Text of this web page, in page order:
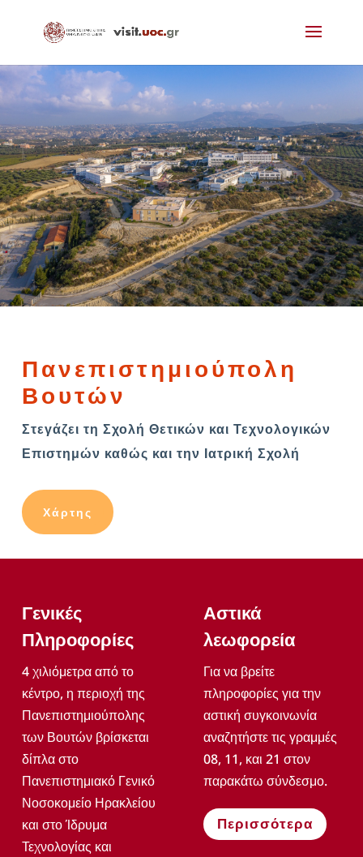
Πανεπιστημιούπολη
Βουτών
Στεγάζει τη Σχολή Θετικών και Τεχνολογικών
Επιστημών καθώς και την Ιατρική Σχολή
Χάρτης
Γενικές
Πληροφορίες
4 χιλιόμετρα από το
κέντρο, η περιοχή της
Πανεπιστημιούπολης
των Βουτών βρίσκεται
δίπλα στο
Πανεπιστημιακό Γενικό
Νοσοκομείο Ηρακλείου
και στο Ίδρυμα
Τεχνολογίας και
Αστικά
λεωφορεία
Για να βρείτε
πληροφορίες για την
αστική συγκοινωνία
αναζητήστε τις γραμμές
08, 11, και 21 στον
παρακάτω σύνδεσμο.
Περισσότερα